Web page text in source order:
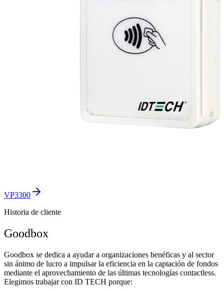
VP3300
Historia de cliente
Goodbox
Goodbox se dedica a ayudar a organizaciones benéficas y al sector
sin ánimo de lucro a impulsar la eficiencia en la captación de fondos
mediante el aprovechamiento de las últimas tecnologías contactless.
Elegimos trabajar con ID TECH porque: